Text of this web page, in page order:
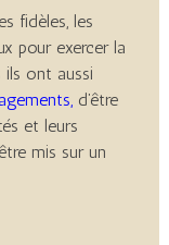
fidèles, les
pour exercer la
ils ont aussi
,d’être
et leurs
mis sur un